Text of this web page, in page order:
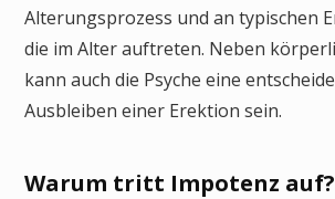
Alterungsprozess und an typischen
die im Alter auftreten. Neben
kann auch die Psyche eine
Ausbleiben einer Erektion sein.
Warum tritt Impotenz auf?